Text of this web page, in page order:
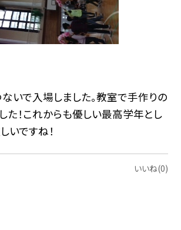
いで入場しました。教室で手作りの
た！これからも優しい最高学年とし
いですね！
いいね(0)